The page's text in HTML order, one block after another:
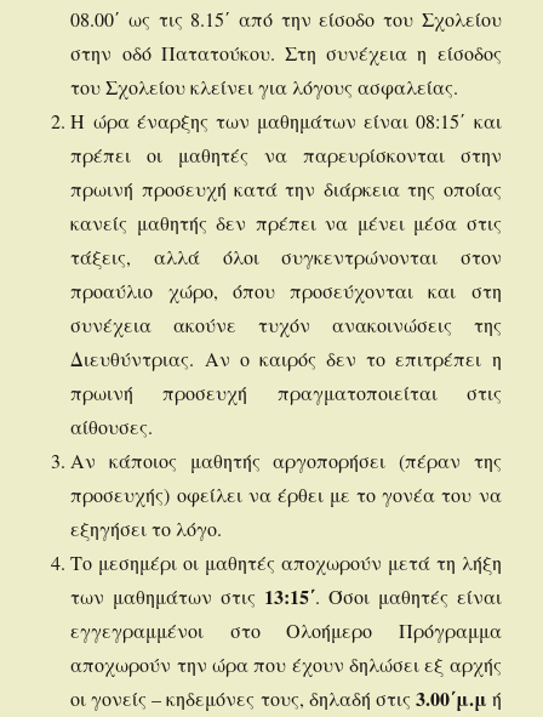
08.00΄ ως τις 8.15΄ από την είσοδο του Σχολείου
στην οδό Πατατούκου. Στη συνέχεια η είσοδος
του Σχολείου κλείνει για λόγους ασφαλείας.
Η ώρα έναρξης των μαθημάτων είναι 08:15΄ και
πρέπει οι μαθητές να παρευρίσκονται στην
πρωινή προσευχή κατά την διάρκεια της οποίας
κανείς μαθητής δεν πρέπει να μένει μέσα στις
τάξεις, αλλά όλοι συγκεντρώνονται στον
προαύλιο χώρο, όπου προσεύχονται και στη
συνέχεια ακούνε τυχόν ανακοινώσεις της
Διευθύντριας. Αν ο καιρός δεν το επιτρέπει η
πρωινή προσευχή πραγματοποιείται στις
αίθουσες.
Αν κάποιος μαθητής αργοπορήσει (πέραν της
προσευχής) οφείλει να έρθει με το γονέα του να
εξηγήσει το λόγο.
Το μεσημέρι οι μαθητές αποχωρούν μετά τη λήξη
των μαθημάτων στις 13:15΄. Όσοι μαθητές είναι
εγγεγραμμένοι στο Ολοήμερο Πρόγραμμα
αποχωρούν την ώρα που έχουν δηλώσει εξ αρχής
οι γονείς – κηδεμόνες τους, δηλαδή στις 3.00΄μ.μ ή